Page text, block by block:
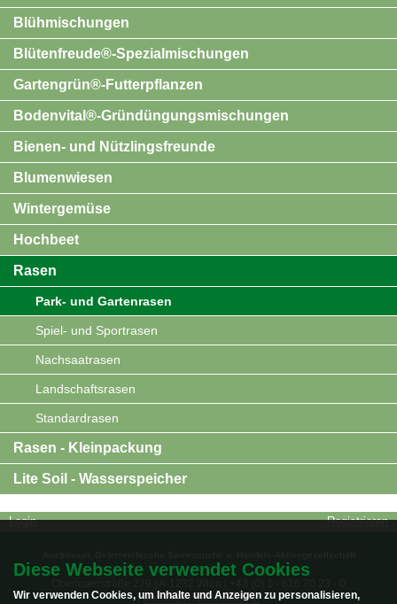
Blühmischungen
Blütenfreude®-Spezialmischungen
Gartengrün®-Futterpflanzen
Bodenvital®-Gründüngungsmischungen
Bienen- und Nützlingsfreunde
Blumenwiesen
Wintergemüse
Hochbeet
Rasen
Park- und Gartenrasen
Spiel- und Sportrasen
Nachsaatrasen
Landschaftsrasen
Standardrasen
Rasen - Kleinpackung
Lite Soil - Wasserspeicher
Login Registrieren
|webshop@austrosaat.at
Diese Webseite verwendet Cookies
Wir verwenden Cookies, um Inhalte und Anzeigen zu personalisieren,